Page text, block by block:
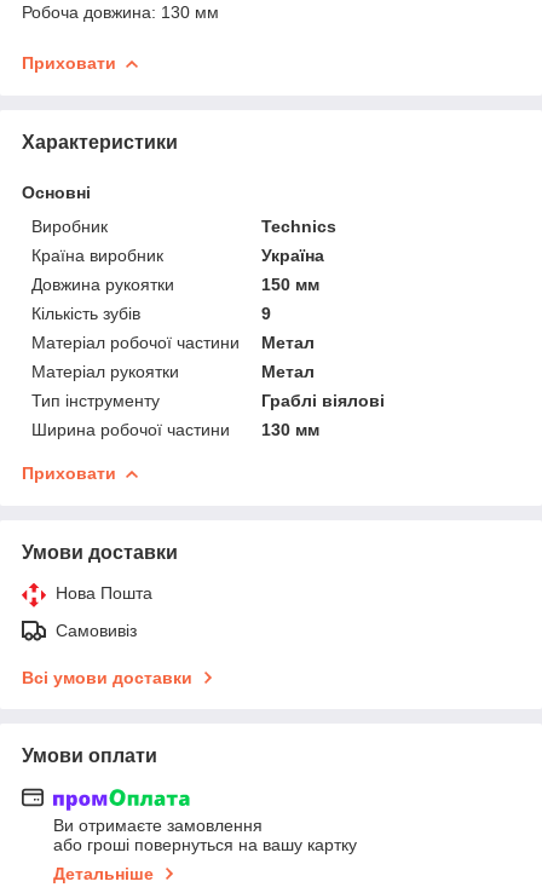
Робоча довжина: 130 мм
Приховати
Характеристики
Основні
Виробник
Technics
Країна виробник
Україна
Довжина рукоятки
150 мм
Кількість зубів
9
Матеріал робочої частини
Метал
Матеріал рукоятки
Метал
Тип інструменту
Граблі віялові
Ширина робочої частини
130 мм
Приховати
Умови доставки
Нова Пошта
Самовивіз
Всі умови доставки
Умови оплати
Ви отримаєте замовлення
або гроші повернуться на вашу картку
Детальніше